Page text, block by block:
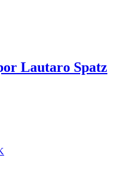
Lautaro Spatz